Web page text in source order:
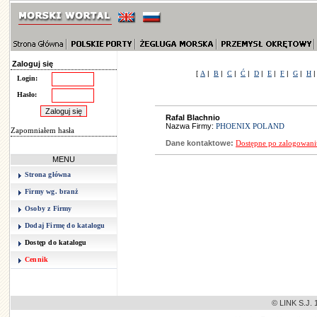
Zaloguj się
Login:
Hasło:
Zapomniałem hasła
MENU
Strona główna
Firmy wg. branż
Osoby z Firmy
Dodaj Firmę do katalogu
Dostęp do katalogu
Cennik
[ A | B | C | Ć | D | E | F | G | H
Rafal Blachnio
Nazwa Firmy: PHOENIX POLAND
Dane kontaktowe: Dostępne po
© LINK S.J.